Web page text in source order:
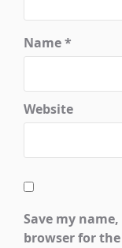
Name*
Website
Save my
browser for